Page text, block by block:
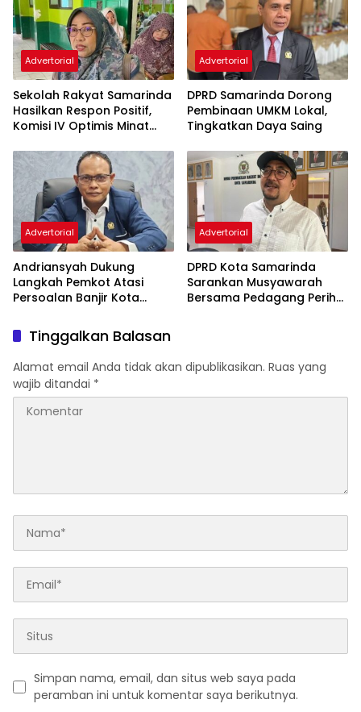
Advertorial
Sekolah Rakyat Samarinda
Hasilkan Respon Positif,
Komisi IV Optimis Minat
Advertorial
DPRD Samarinda Dorong
Pembinaan UMKM Lokal,
Tingkatkan Daya Saing
Advertorial
Andriansyah Dukung
Langkah Pemkot Atasi
Persoalan Banjir Kota
Advertorial
DPRD Kota Samarinda
Sarankan Musyawarah
Bersama Pedagang Perihal
Tinggalkan Balasan
Alamat email Anda tidak akan dipublikasikan. Ruas yang
wajib ditandai *
Simpan nama, email, dan situs web saya pada
peramban ini untuk komentar saya berikutnya.